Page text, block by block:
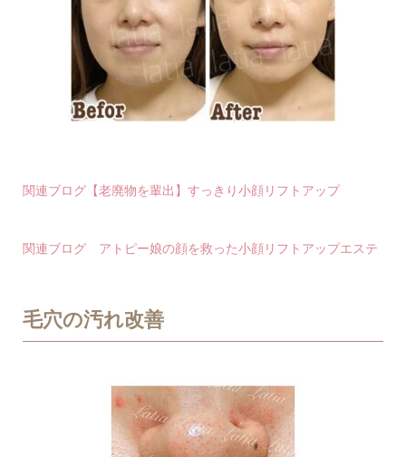
関連ブログ【老廃物を輩出】すっきり小顔リフトアップ
関連ブログ アトピー娘の顔を救った小顔リフトアップエステ
毛穴の汚れ改善